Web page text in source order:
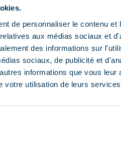
de personnaliser le contenu et
aux médias sociaux et
des informations sur
sociaux, de publicité et
informations que vous leur
votre utilisation de leurs
en
pour les